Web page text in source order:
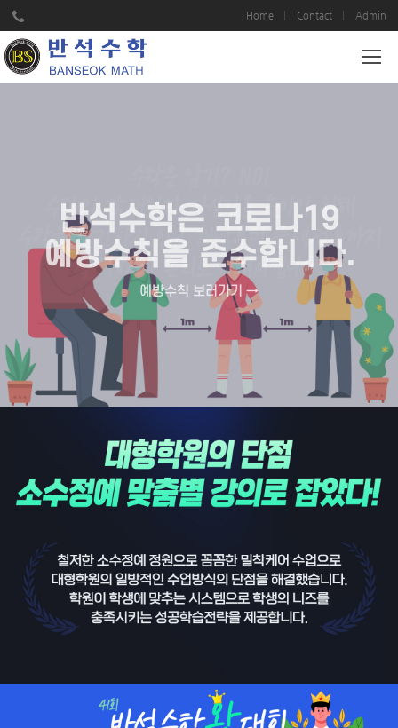
Home Contact Admin
반석수학은 코로나19
예방수칙을 준수합니다.
예방수칙 보러가기 →
>
수학의 잠재력과 자신감을 높이기 위해
수학을 암기하지 않고 개념부터 문제적용까지
철저하게 논리로 이해시킵니다.